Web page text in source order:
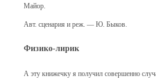
Майор.
Авт. сценария и реж. — Ю. Быков.
Физико-лирик
А эту книжечку я получил совершенно